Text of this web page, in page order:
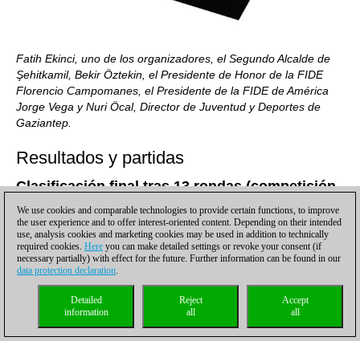
Fatih Ekinci, uno de los organizadores, el Segundo Alcalde de
Şehitkamil, Bekir Öztekin, el Presidente de Honor de la FIDE
Florencio Campomanes, el Presidente de la FIDE de América
Jorge Vega y Nuri Öcal, Director de Juventud y Deportes de
Gaziantep.
Resultados y partidas
Clasificación final tras 13 rondas (competición
masculina)
Rg. Favorito Título Nombre Elo FED
1 19 GM GUPTA Abhijeet 2551 IND 10
26 GM NEGI Parimerjan 2529 IND 9½
23 BRAUN Arik GER
We use cookies and comparable technologies to provide certain functions, to improve
the user experience and to offer interest-oriented content. Depending on their intended
use, analysis cookies and marketing cookies may be used in addition to technically
required cookies. Here you can make detailed settings or revoke your consent (if
necessary partially) with effect for the future. Further information can be found in our
data protection declaration.
Accept
all
Reject
all
Detailed
information